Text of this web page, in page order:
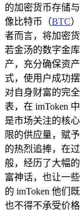
的加密货币存储
像比特币（BTC
者而言，将加密
若金汤的数字金
产，充分确保资
式，使用户成功
对自身财富的完
表，在 imToken
是市场关注的核
限的供应量，赋
的热烈追捧，在
般，经历了大幅
富神话，也让一
的 imToken 他们
也不得不承受价